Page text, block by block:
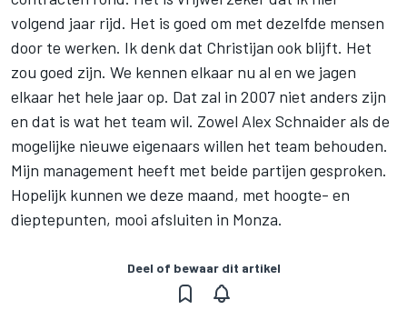
volgend jaar rijd. Het is goed om met dezelfde mensen
door te werken. Ik denk dat Christijan ook blijft. Het
zou goed zijn. We kennen elkaar nu al en we jagen
elkaar het hele jaar op. Dat zal in 2007 niet anders zijn
en dat is wat het team wil. Zowel Alex Schnaider als de
mogelijke nieuwe eigenaars willen het team behouden.
Mijn management heeft met beide partijen gesproken.
Hopelijk kunnen we deze maand, met hoogte- en
dieptepunten, mooi afsluiten in Monza.
Deel of bewaar dit artikel